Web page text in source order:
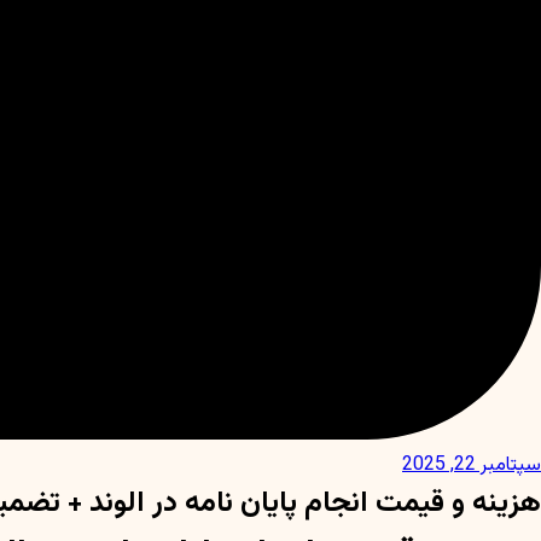
سپتامبر 22, 2025
هزینه و قیمت انجام پایان نامه در الوند +